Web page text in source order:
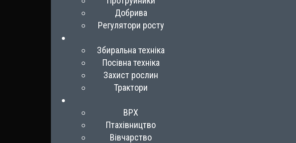
Добрива
Регулятори росту
Збиральна техніка
Посівна техніка
Захист рослин
Трактори
ВРХ
Птахівництво
Вівчарство